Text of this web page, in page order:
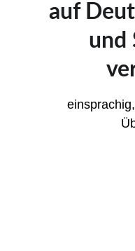
auf
und